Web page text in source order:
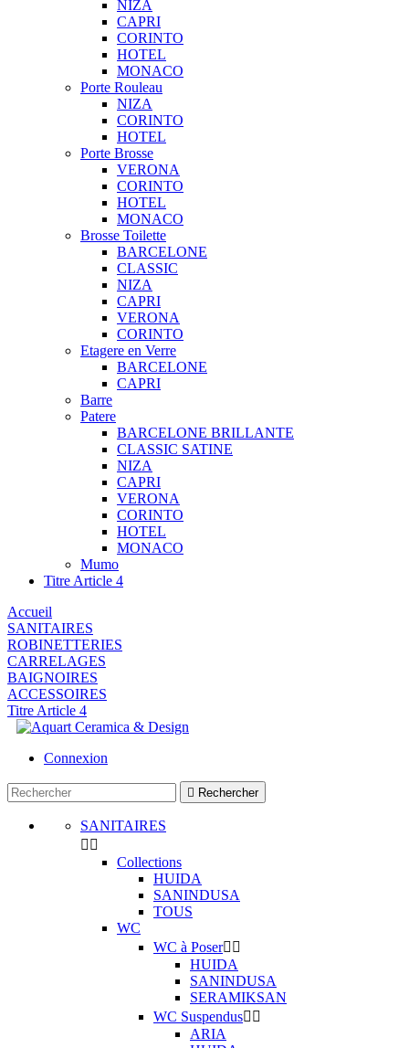
NIZA
CAPRI
CORINTO
HOTEL
MONACO
Porte Rouleau
NIZA
CORINTO
HOTEL
Porte Brosse
VERONA
CORINTO
HOTEL
MONACO
Brosse Toilette
BARCELONE
CLASSIC
NIZA
CAPRI
VERONA
CORINTO
Etagere en Verre
BARCELONE
CAPRI
Barre
Patere
BARCELONE BRILLANTE
CLASSIC SATINE
NIZA
CAPRI
VERONA
CORINTO
HOTEL
MONACO
Mumo
Titre Article 4
Accueil
SANITAIRES
ROBINETTERIES
CARRELAGES
BAIGNOIRES
ACCESSOIRES
Titre Article 4
Connexion
 Rechercher
SANITAIRES
 
Collections
HUIDA
SANINDUSA
TOUS
WC
WC à Poser 
HUIDA
SANINDUSA
SERAMIKSAN
WC Suspendus 
ARIA